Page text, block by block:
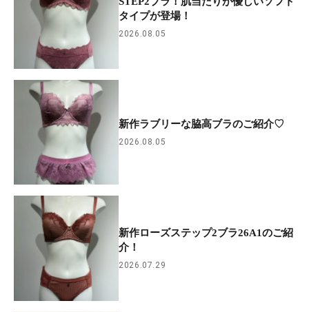
タイプが登場！
2026.08.05
新作ラブリーな脇高ブラのご紹介♡
2026.08.05
新作ローズステップ2ブラ26A1のご紹
介！
2026.07.29